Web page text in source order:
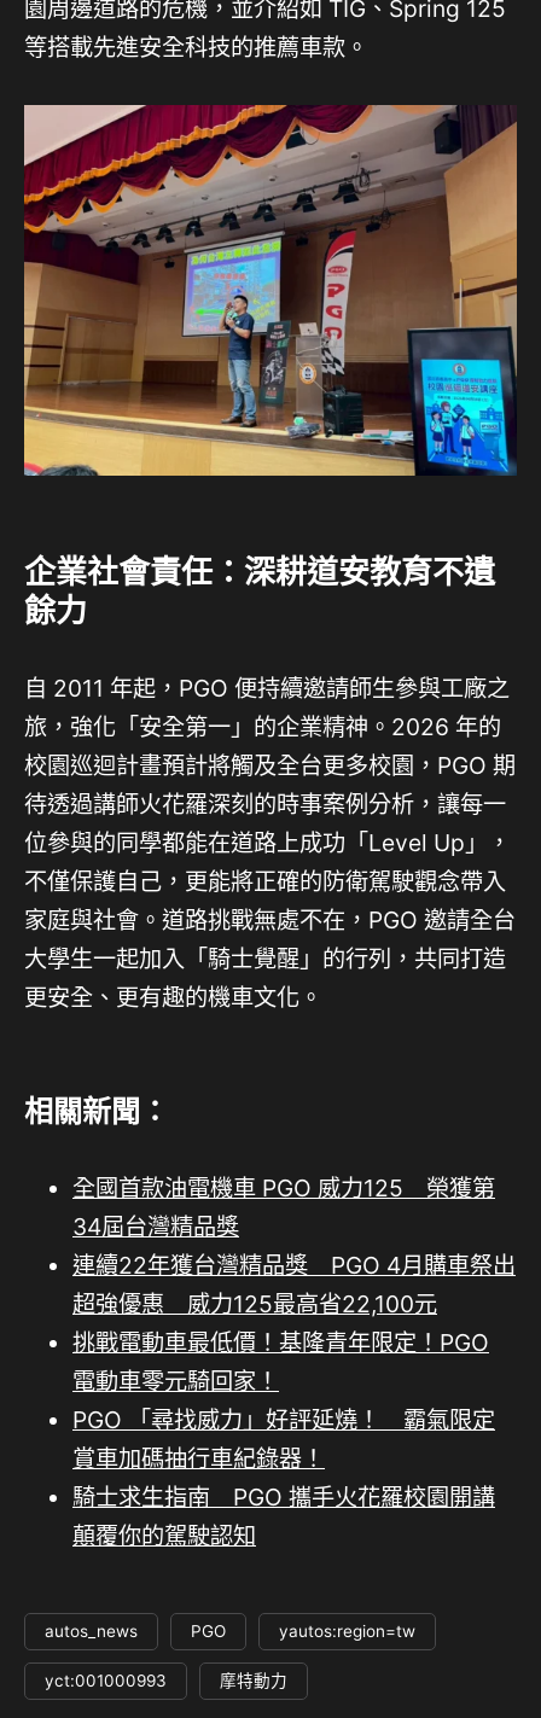
園周邊道路的危機，並介紹如 TIG、Spring 125
等搭載先進安全科技的推薦車款。
企業社會責任：深耕道安教育不遺
餘力
自 2011 年起，PGO 便持續邀請師生參與工廠之
旅，強化「安全第一」的企業精神。2026 年的
校園巡迴計畫預計將觸及全台更多校園，PGO 期
待透過講師火花羅深刻的時事案例分析，讓每一
位參與的同學都能在道路上成功「Level Up」，
不僅保護自己，更能將正確的防衛駕駛觀念帶入
家庭與社會。道路挑戰無處不在，PGO 邀請全台
大學生一起加入「騎士覺醒」的行列，共同打造
更安全、更有趣的機車文化。
相關新聞：
全國首款油電機車 PGO 威力125 榮獲第
34屆台灣精品獎
連續22年獲台灣精品獎 PGO 4月購車祭出
超強優惠 威力125最高省22,100元
挑戰電動車最低價！基隆青年限定！PGO
電動車零元騎回家！
PGO 「尋找威力」好評延燒！ 霸氣限定
賞車加碼抽行車紀錄器！
騎士求生指南 PGO 攜手火花羅校園開講
顛覆你的駕駛認知
autos_news PGO yautos:region=tw
yct:001000993 摩特動力